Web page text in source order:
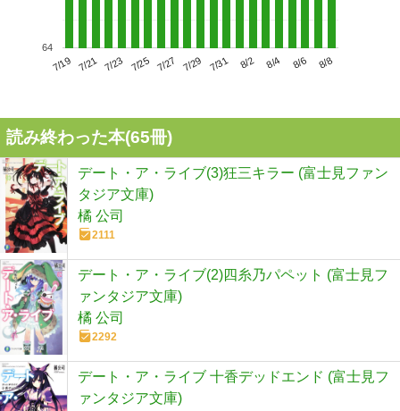
7/19 7/21 7/23 7/25 7/27 7/29 7/31 8/2 8/4 8/6 8/8
64
読み終わった本(65冊)
デート・ア・ライブ(3)狂三キラー (富士見ファン
タジア文庫)
橘 公司
2111
デート・ア・ライブ(2)四糸乃パペット (富士見フ
ァンタジア文庫)
橘 公司
2292
デート・ア・ライブ 十香デッドエンド (富士見フ
ァンタジア文庫)